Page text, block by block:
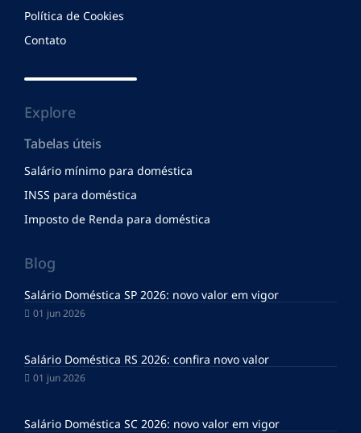
Política de Cookies
Contato
Explore
Tabelas úteis
Salário mínimo para doméstica
INSS para doméstica
Imposto de Renda para doméstica
Blog
Salário Doméstica SP 2026: novo valor em vigor
01 jun 2026
Salário Doméstica RS 2026: confira novo valor
01 jun 2026
Salário Doméstica SC 2026: novo valor em vigor